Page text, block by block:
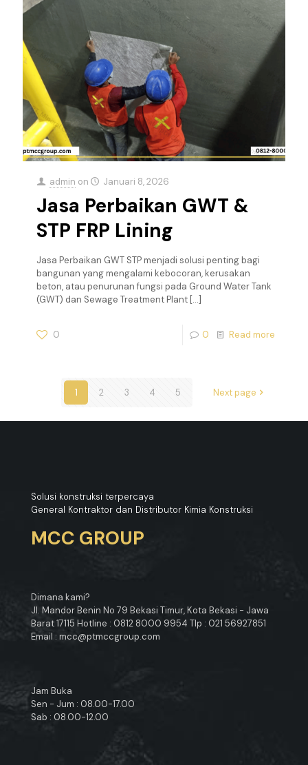
admin on Januari 8, 2026
Jasa Perbaikan GWT &
STP FRP Lining
Jasa Perbaikan GWT STP menjadi solusi penting bagi
bangunan yang mengalami kebocoran, kerusakan
beton, atau penurunan fungsi pada Ground Water Tank
(GWT) dan Sewage Treatment Plant […]
0 0 Read more
1 2 3 4 5 Next page
Solusi konstruksi terpercaya
General Kontraktor dan Distributor Kimia Konstruksi
MCC GROUP
Dimana kami?
Jl. Mandor Benin No 79 Bekasi Timur, Kota Bekasi - Jawa
Barat 17115 Hotline : 0812 8000 9954 Tlp : 021 56927851
Email : mcc@ptmccgroup.com
Jam Buka
Sen - Jum : 08.00-17.00
Sab : 08.00-12.00